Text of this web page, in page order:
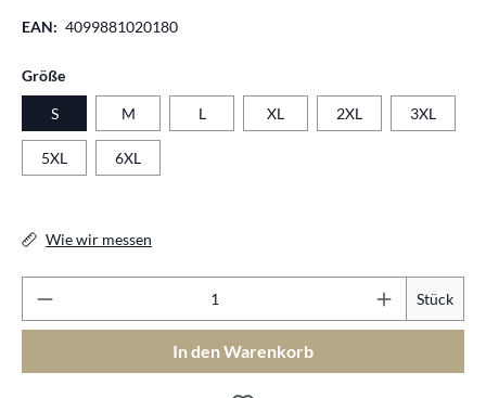
EAN: 4099881020180
Größeauswählen
S M L XL 2XL 3XL
5XL 6XL
Wie wir messen
Stück
In den Warenkorb